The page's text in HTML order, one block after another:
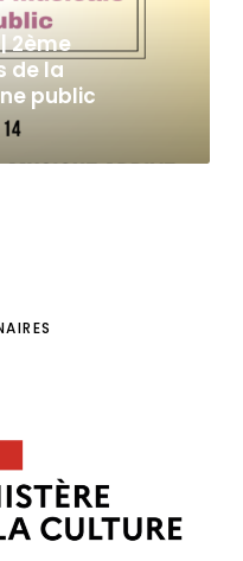
| 2ème
de la
public